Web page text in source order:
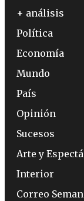
+ análisis
Política
Economía
Mundo
País
Opinión
Sucesos
Arte y
Interior
Correo